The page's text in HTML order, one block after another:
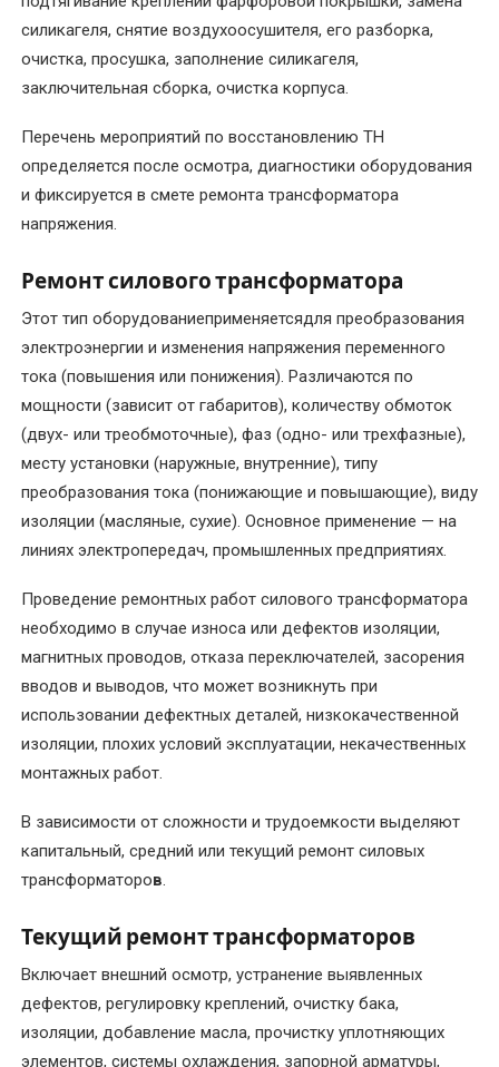
электродвигателя
Перемотка
трансформаторов
покупке
новых
Перемотка
электродвигателя
электродвигателей
переменного
тока
Перемотка
электродвигателей
постоянного
тока
Перемотка
якоря
электродвигателя
Послеремонтные
испытания
электродвигателя
Ремонт
асинхронных
электродвигателей
Ремонт
восстановление
коллектора
электродвигателя
силикагеля, снятие воздухоосушителя, его разборка,
очистка, просушка, заполнение силикагеля,
заключительная сборка, очистка корпуса.
Перечень мероприятий по восстановлению ТН
определяется после осмотра, диагностики оборудования
и фиксируется в смете ремонта трансформатора
напряжения.
Ремонт силового трансформатора
Этот тип оборудованиеприменяетсядля преобразования
электроэнергии и изменения напряжения переменного
тока (повышения или понижения). Различаются по
мощности (зависит от габаритов), количеству обмоток
(двух- или треобмоточные), фаз (одно- или трехфазные),
месту установки (наружные, внутренние), типу
преобразования тока (понижающие и повышающие), виду
изоляции (масляные, сухие). Основное применение — на
линиях электропередач, промышленных предприятиях.
Проведение ремонтных работ силового трансформатора
необходимо в случае износа или дефектов изоляции,
магнитных проводов, отказа переключателей, засорения
вводов и выводов, что может возникнуть при
использовании дефектных деталей, низкокачественной
изоляции, плохих условий эксплуатации, некачественных
монтажных работ.
В зависимости от сложности и трудоемкости выделяют
капитальный, средний или текущий ремонт силовых
трансформаторов.
Текущий ремонт трансформаторов
Включает внешний осмотр, устранение выявленных
дефектов, регулировку креплений, очистку бака,
изоляции, добавление масла, прочистку уплотняющих
элементов, системы охлаждения, запорной арматуры,